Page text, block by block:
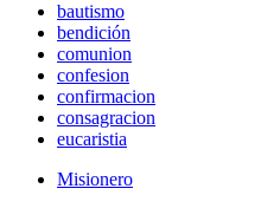
bautismo
bendición
comunion
confesion
confirmacion
consagracion
eucaristia
Misionero